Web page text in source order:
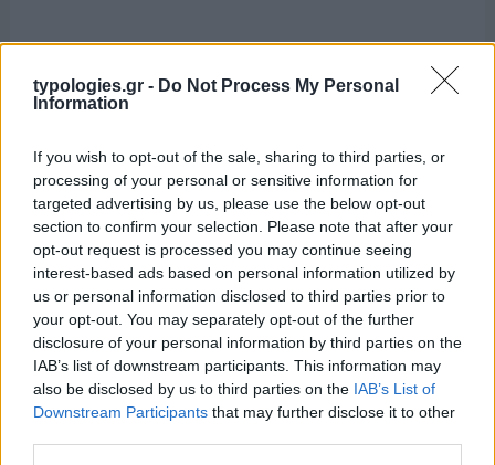
typologies.gr - Do Not Process My Personal
Information
If you wish to opt-out of the sale, sharing to third parties, or
processing of your personal or sensitive information for
targeted advertising by us, please use the below opt-out
section to confirm your selection. Please note that after your
opt-out request is processed you may continue seeing
interest-based ads based on personal information utilized by
us or personal information disclosed to third parties prior to
your opt-out. You may separately opt-out of the further
disclosure of your personal information by third parties on the
IAB’s list of downstream participants. This information may
also be disclosed by us to third parties on the IAB’s List of
Downstream Participants that may further disclose it to other